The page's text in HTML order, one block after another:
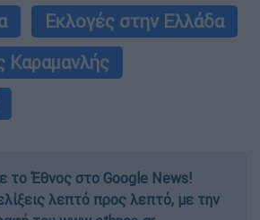
Εκλογές στην Ελλάδα
Καραμανλής
το Έθνος στο Google News!
λεπτό προς λεπτό, με την